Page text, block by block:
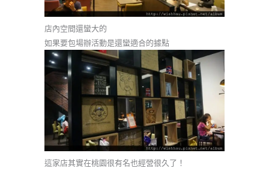
店內空間還蠻大的
如果要包場辦活動是還蠻適合的據點
這家店其實在桃園很有名也經營很久了！